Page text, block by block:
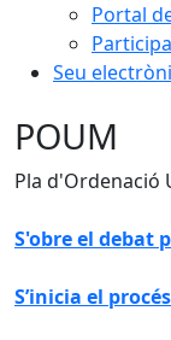
Portal
Seu
POUM
Pla d'Ordenació
S'obre el debat
S’inicia el